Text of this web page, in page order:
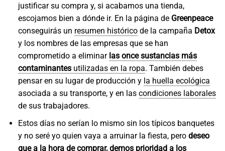
justificar su compra y, si acabamos una tienda,
escojamos bien a dónde ir. En la página de Greenpeace
conseguirás un resumen históricode la campaña Detox
y los nombres de las empresas que se han
comprometido a eliminar las once sustancias más
contaminantesutilizadas en la ropa. También debes
pensar en su lugar de producción y la huella ecológica
asociada a su transporte, y en las condiciones laborales
de sus trabajadores.
Estos días no serían lo mismo sin los típicos banquetes
y no seré yo quien vaya a arruinar la fiesta, pero deseo
que a la hora de comprar, demos prioridad a los